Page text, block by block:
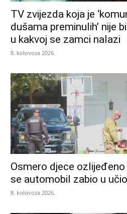
TV zvijezda koja je
dušama preminulih’ nije
u kakvoj se zamci nalazi
8. kolovoza 2026.
Osmero djece
se automobil zabio u
8. kolovoza 2026.